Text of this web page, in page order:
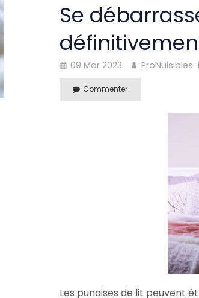
Se
09 Mar 2023
Commenter
Les punaises de lit peuvent